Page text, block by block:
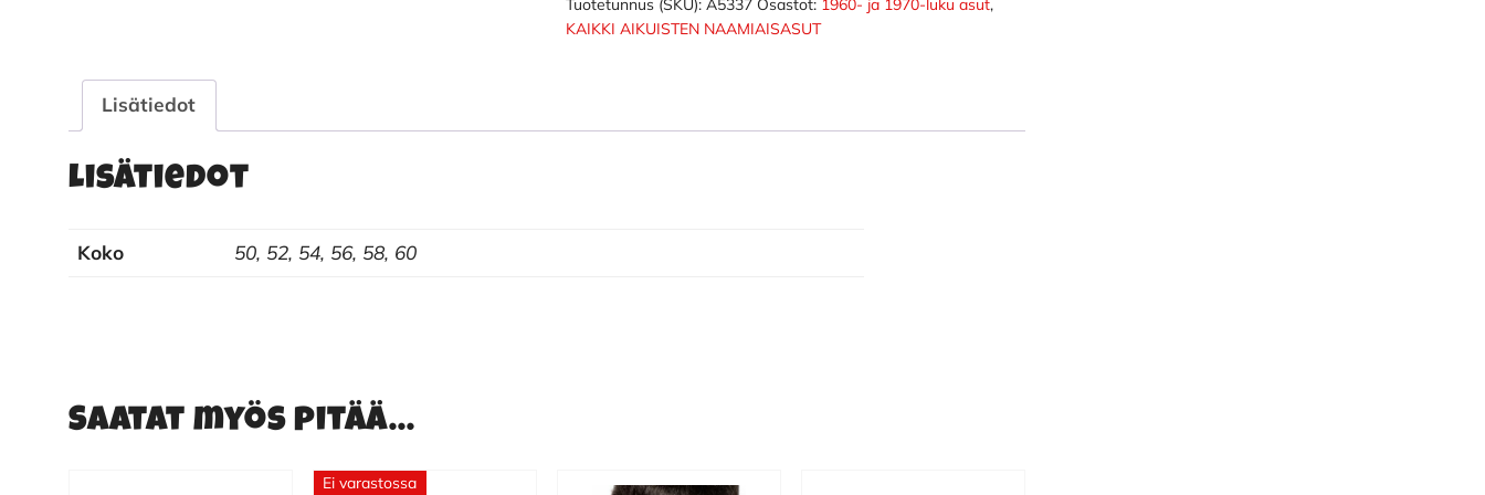
määrä
Tuotetunnus (SKU):A5337 Osastot: 1960- ja 1970-luku asut,
KAIKKI AIKUISTEN NAAMIAISASUT
Lisätiedot
Lisätiedot
Koko 50, 52, 54, 56, 58, 60
Saatat myös pitää...
Ei varastossa